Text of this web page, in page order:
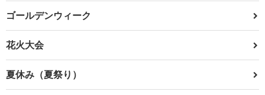
ゴールデンウィーク
花火大会
夏休み（夏祭り）